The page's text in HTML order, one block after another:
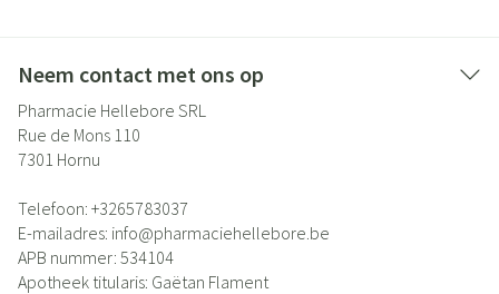
Neem contact met ons op
Pharmacie Hellebore SRL
Rue de Mons 110
7301 Hornu
Telefoon: +3265783037
E-mailadres: info@pharmaciehellebore.be
APB nummer: 534104
Apotheek titularis: Gaëtan Flament